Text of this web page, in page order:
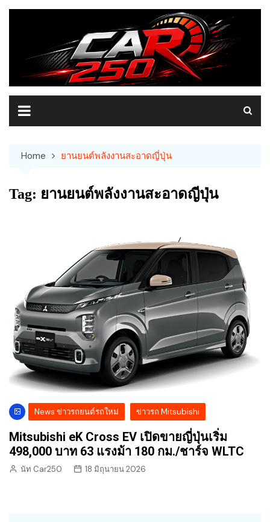
Skip
Home ยานยนต์พลังงานสะอาดญี่ปุ่น
Tag: ยานยนต์พลังงานสะอาดญี่ปุ่น
News ข่าวรถยนต์รถใหม่ ข่าวรถ Mitsubishi
Mitsubishi eK Cross EV เปิดขายญี่ปุ่นเริ่ม
498,000 บาท 63 แรงม้า 180 กม./ชาร์จ WLTC
นัท Car250 18 มิถุนายน 2026